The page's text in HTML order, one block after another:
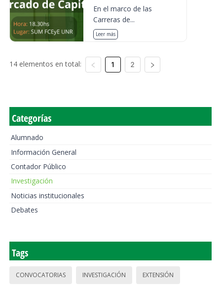
En el marco de las
Carreras de...
Leer más
14 elementos en total: 1 2
Categorías
Alumnado
Información General
Contador Público
Investigación
Noticias institucionales
Debates
Tags
CONVOCATORIAS INVESTIGACIÓN EXTENSIÓN